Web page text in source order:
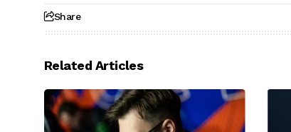
Share
Related Articles